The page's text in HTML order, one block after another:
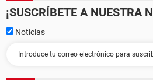
¡SUSCRÍBETE A NUESTRA
Noticias